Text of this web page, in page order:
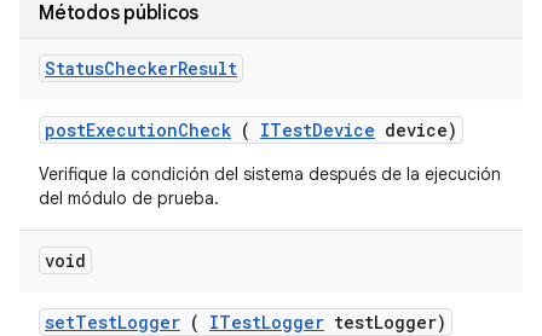
Métodos públicos
StatusCheckerResult
postExecutionCheck ( ITestDevice device)
Verifique la condición del sistema después de la ejecución
del módulo de prueba.
void
setTestLogger ( ITestLogger testLogger)